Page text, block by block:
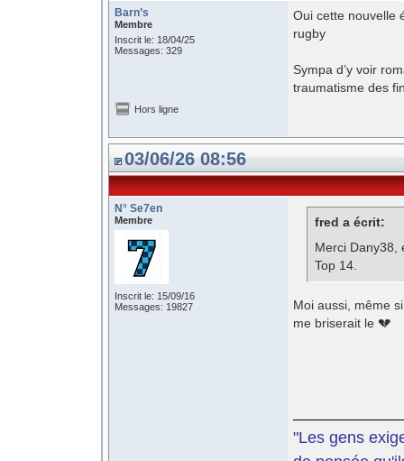
Barn’s
Membre
Inscrit le: 18/04/25
Messages: 329
Oui cette nouvelle
rugby
Sympa d’y voir
traumatisme des
Hors ligne
03/06/26 08:56
N° Se7en
Membre
Inscrit le: 15/09/16
Messages: 19827
fred a écrit:
Merci Dany38,
Top 14.
Moi aussi, même
me briserait le 💔
"Les gens